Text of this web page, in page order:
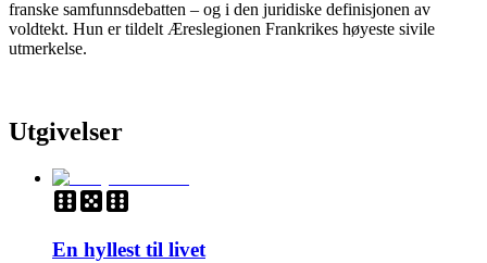
franske samfunnsdebatten – og i den juridiske definisjonen av
voldtekt. Hun er tildelt Æreslegionen Frankrikes høyeste sivile
utmerkelse.
Utgivelser
En hyllest til livet